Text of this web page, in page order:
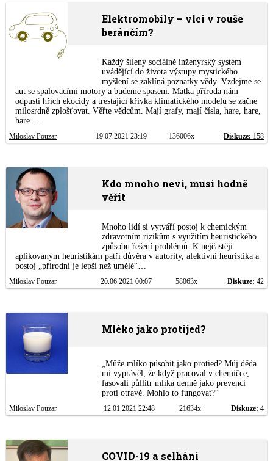
Elektromobily – vlci v rouše
beránčím?
Každý šílený sociálně inženýrský systém
uvádějící do života výstupy mystického
myšlení se zaklíná poznatky vědy. Vzdejme se
aut se spalovacími motory a budeme spaseni. Matka příroda nám
odpustí hřích ekocidy a trestající křivka klimatického modelu se začne
milosrdně zplošťovat. Věřte vědcům. Mají grafy, mají čísla, hare, hare,
hare….
Miloslav Pouzar 19.07.2021 23:19 136006x Diskuze: 158
Kdo mnoho neví, musí hodně
věřit
Mnoho lidí si vytváří postoj k chemickým
zdravotním rizikům s využitím heuristického
způsobu řešení problémů. K nejčastěji
aplikovaným heuristikám patří důvěra v autority, afektivní heuristika a
postoj „přírodní je lepší než umělé“…
Miloslav Pouzar 20.06.2021 00:07 58063x Diskuze: 42
Mléko jako protijed?
„Může mlíko působit jako protied? Můj děda
mi vyprávěl, že když pracoval v chemičce,
fasovali půllitr mlíka denně jako prevenci
proti otravě. Mohlo to fungovat?“
Miloslav Pouzar 12.01.2021 22:48 21634x Diskuze: 4
COVID-19 a selhání